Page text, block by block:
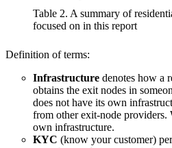
Table 2. A summary of
focused on in this report
Definition of terms:
Infrastructure denotes how a
obtains the exit nodes in
does not have its own
from other exit-node providers.
own infrastructure.
KYC (know your customer)